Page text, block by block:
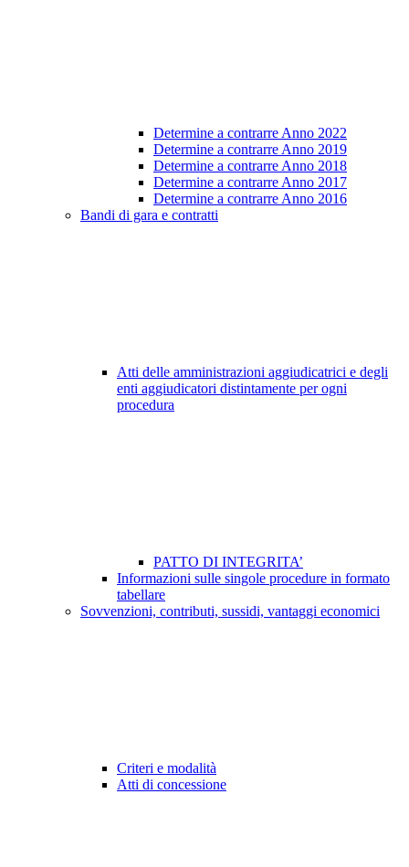
Determine a contrarre Anno 2022
Determine a contrarre Anno 2019
Determine a contrarre Anno 2018
Determine a contrarre Anno 2017
Determine a contrarre Anno 2016
Bandi di gara e contratti
Atti delle amministrazioni aggiudicatrici e degli
enti aggiudicatori distintamente per ogni
procedura
PATTO DI INTEGRITA’
Informazioni sulle singole procedure in formato
tabellare
Sovvenzioni, contributi, sussidi, vantaggi economici
Criteri e modalità
Atti di concessione